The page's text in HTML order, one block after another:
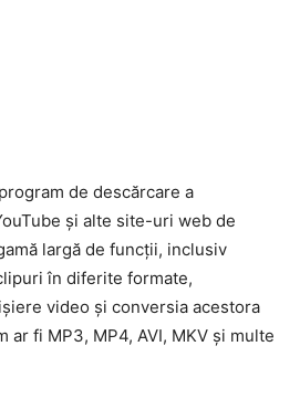
de descărcare a
și alte site-uri web de
largă de funcții, inclusiv
în diferite formate,
video și conversia acestora
ar fi MP3, MP4, AVI, MKV și multe